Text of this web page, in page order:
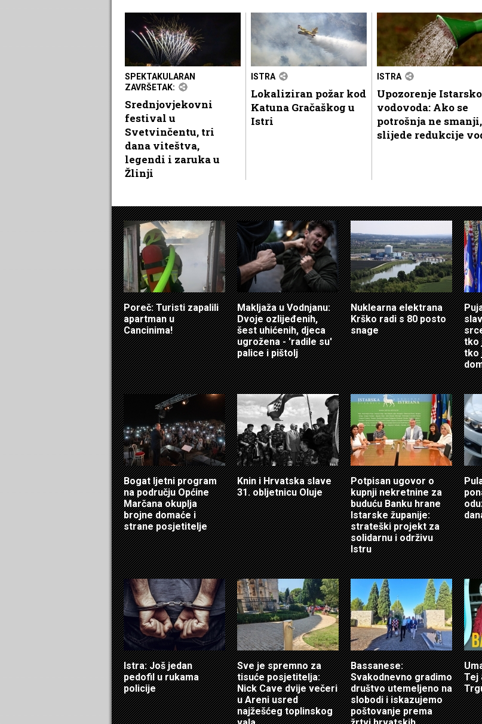
SPEKTAKULARAN
ZAVRŠETAK:
Srednjovjekovni
festival u
Svetvinčentu, tri
dana viteštva,
legendi i zaruka u
Žlinji
ISTRA
Lokaliziran požar kod
Katuna Gračaškog u
Istri
ISTRA
Upozorenje
vodovoda: Ako se
potrošnja ne smanji,
slijede redukcije
Poreč: Turisti zapalili
apartman u
Cancinima!
Makljaža u Vodnjanu:
Dvoje ozlijeđenih,
šest uhićenih, djeca
ugrožena - 'radile su'
palice i pištolj
Nuklearna elektrana
Krško radi s 80 posto
snage
tko
tko
Bogat ljetni program
na području Općine
Marčana okuplja
brojne domaće i
strane posjetitelje
Knin i Hrvatska slave
31. obljetnicu Oluje
Potpisan ugovor o
kupnji nekretnine za
buduću Banku hrane
Istarske županije:
strateški projekt za
solidarnu i održivu
Istru
Istra: Još jedan
pedofil u rukama
policije
Sve je spremno za
tisuće posjetitelja:
Nick Cave dvije večeri
u Areni usred
najžešćeg toplinskog
Bassanese:
Svakodnevno gradimo
društvo utemeljeno na
slobodi i iskazujemo
poštovanje prema
Tej